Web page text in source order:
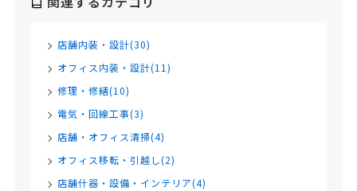
店舗内装・設計(30)
オフィス内装・設計(11)
修理・修繕(10)
電気・回線工事(3)
店舗・オフィス清掃(4)
オフィス移転・引越し(2)
店舗什器・設備・インテリア(4)